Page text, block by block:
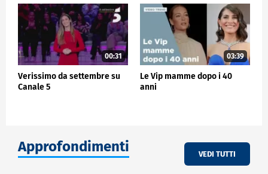
00:31
Verissimo da settembre su
Canale 5
03:39
Le Vip mamme dopo i 40
anni
Approfondimenti VEDI TUTTI